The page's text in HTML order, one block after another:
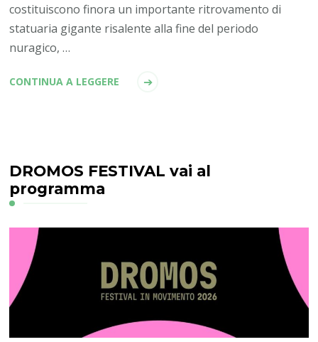
costituiscono finora un importante ritrovamento di
statuaria gigante risalente alla fine del periodo
nuragico, …
CONTINUA A LEGGERE
DROMOS FESTIVAL vai al
programma